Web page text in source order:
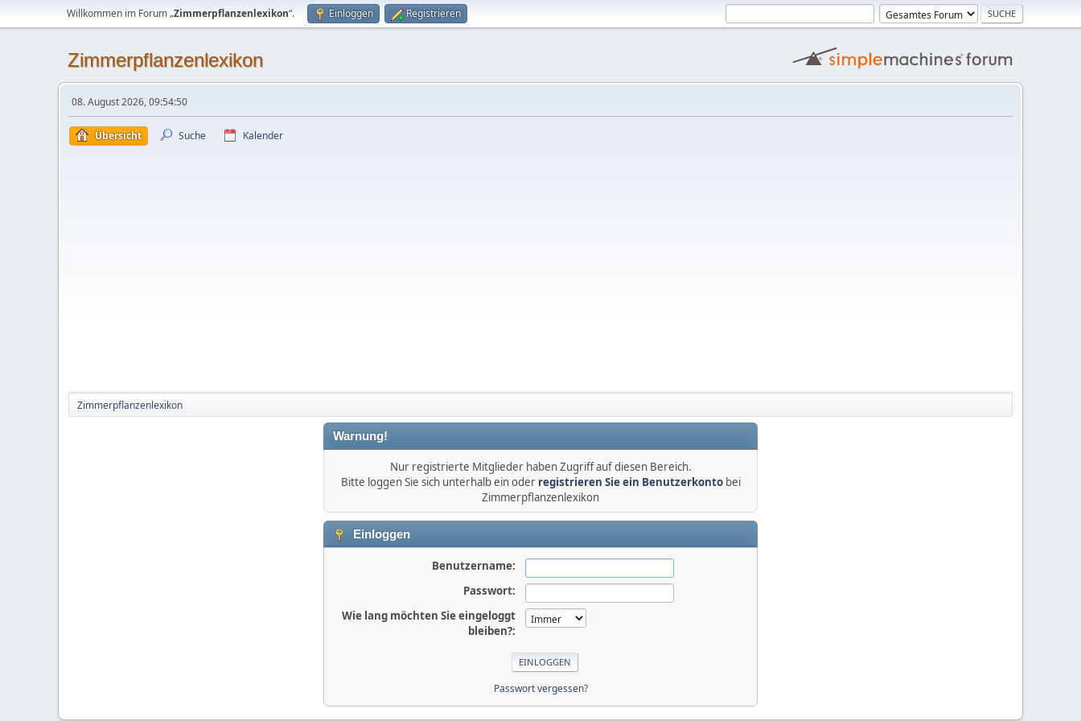
Willkommen im Forum „Zimmerpflanzenlexikon“. Einloggen Registrieren
Zimmerpflanzenlexikon
08. August 2026, 09:54:50
Übersicht Suche Kalender
Zimmerpflanzenlexikon
Warnung!
Nur registrierte Mitglieder haben Zugriff auf diesen Bereich.
Bitte loggen Sie sich unterhalb ein oder registrieren Sie ein Benutzerkontobei
Zimmerpflanzenlexikon
Einloggen
Benutzername:
Passwort:
Wie lang möchten Sie eingeloggt
bleiben?:
Passwort vergessen?